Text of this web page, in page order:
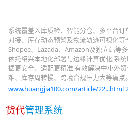
系统覆盖入库质检、智能分仓、多平台订
对接、库存动态预警及物流轨迹可视化等
Shopee、Lazada、Amazon及独立站等多
依托绍兴本地化部署与边缘计算优化,系
据更安全、适配更精准,有效解决中小外
难、库存周转慢、跨境合规压力大等痛点
www.huangjia100.com/article/22...html
货代管理系统